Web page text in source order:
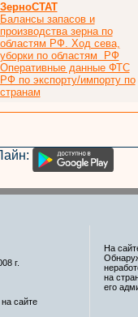
ЗерноСТАТ
Балансы запасов и
производства зерна по
областям РФ. Ход сева,
уборки по областям РФ
Оперативные данные ФТС
РФ по экспорту/импорту по
странам
г.
сайте
На
на
его